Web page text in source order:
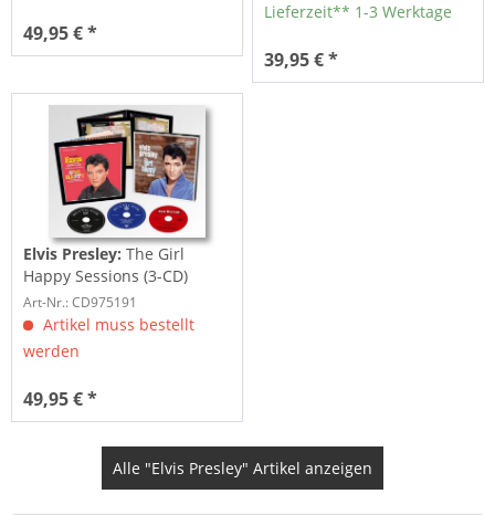
49,95 € *
Lieferzeit** 1-3 Werktage
39,95 € *
Elvis Presley:The Girl
Happy Sessions (3-CD)
Art-Nr.: CD975191
Artikel muss bestellt
werden
49,95 € *
Alle "Elvis Presley" Artikel anzeigen